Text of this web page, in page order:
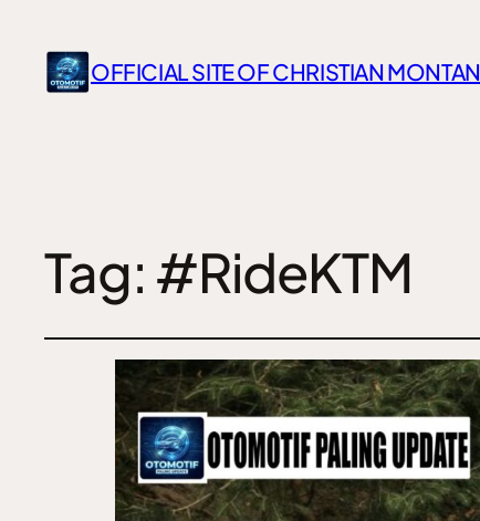
OFFICIAL SITE OF CHRISTIAN
Tag: #RideKTM